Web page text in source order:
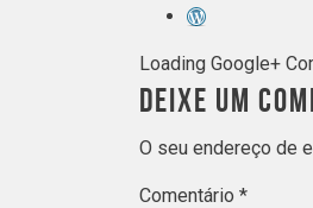
Loading Google+
DEIXE UM
O seu endereço de
Comentário *